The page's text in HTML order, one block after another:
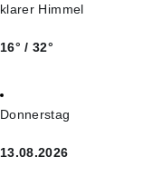
klarer Himmel
16° / 32°
Donnerstag
13.08.2026